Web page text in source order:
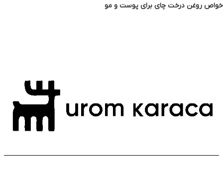
خواص روغن درخت چای برای پوست و مو